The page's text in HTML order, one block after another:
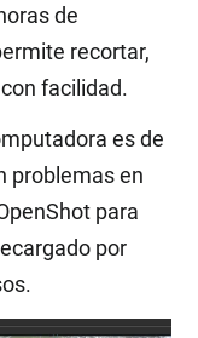
de
recortar,
facilidad.
es de
problemas en
para
por